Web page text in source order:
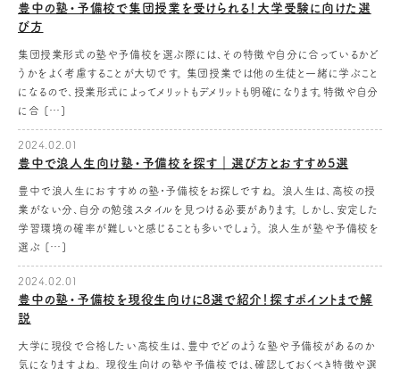
豊中の塾・予備校で集団授業を受けられる！大学受験に向けた選
び方
集団授業形式の塾や予備校を選ぶ際には、その特徴や自分に合っているかど
うかをよく考慮することが大切です。 集団授業では他の生徒と一緒に学ぶこと
になるので、授業形式によってメリットもデメリットも明確になります。特徴や自分
に合 […]
2024.02.01
豊中で浪人生向け塾・予備校を探す｜選び方とおすすめ5選
豊中で浪人生におすすめの塾・予備校をお探しですね。 浪人生は、高校の授
業がない分、自分の勉強スタイルを見つける必要があります。 しかし、安定した
学習環境の確率が難しいと感じることも多いでしょう。 浪人生が塾や予備校を
選ぶ […]
2024.02.01
豊中の塾・予備校を現役生向けに8選で紹介！探すポイントまで解
説
大学に現役で合格したい高校生は、豊中でどのような塾や予備校があるのか
気になりますよね。 現役生向けの塾や予備校では、確認しておくべき特徴や選